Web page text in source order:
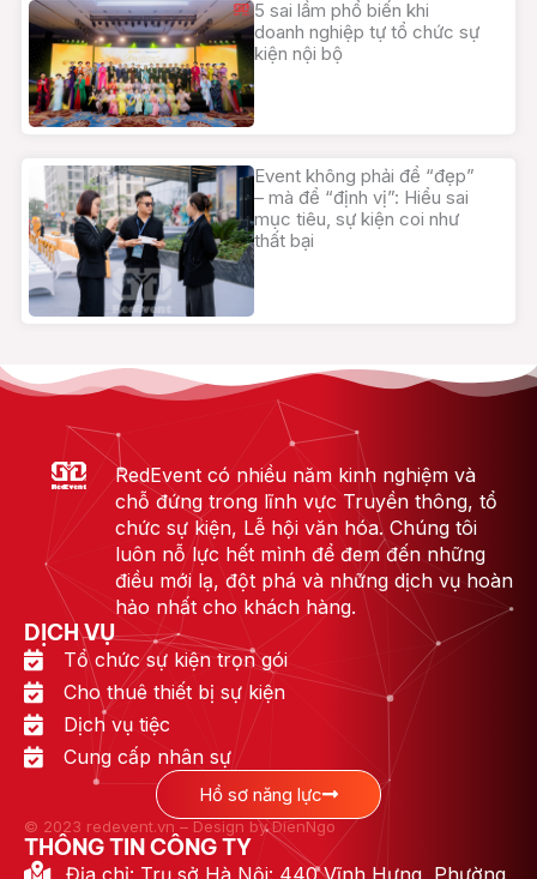
5 sai lầm phổ biến khi
doanh nghiệp tự tổ chức sự
kiện nội bộ
Event không phải để “đẹp”
– mà để “định vị”: Hiểu sai
mục tiêu, sự kiện coi như
thất bại
RedEvent có nhiều năm kinh nghiệm và
chỗ đứng trong lĩnh vực Truyền thông, tổ
chức sự kiện, Lễ hội văn hóa. Chúng tôi
luôn nỗ lực hết mình để đem đến những
điều mới lạ, đột phá và những dịch vụ hoàn
hảo nhất cho khách hàng.
DỊCH VỤ
Tổ chức sự kiện trọn gói
Cho thuê thiết bị sự kiện
Dịch vụ tiệc
Cung cấp nhân sự
Hồ sơ năng lực
© 2023 redevent.vn – Design by DienNgo
THÔNG TIN CÔNG TY
Địa chỉ: Trụ sở Hà Nội: 440 Vĩnh Hưng, Phường